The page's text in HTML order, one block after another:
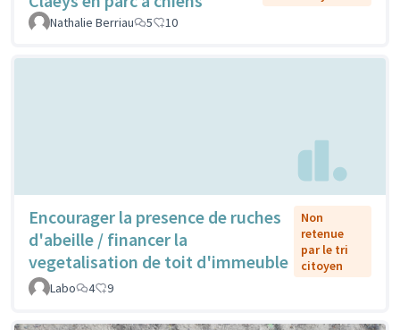
Nathalie Berriau
5 10
Encourager la presence de ruches
d'abeille / financer la
vegetalisation de toit d'immeuble
Non
retenue
par le tri
citoyen
Labo
4 9